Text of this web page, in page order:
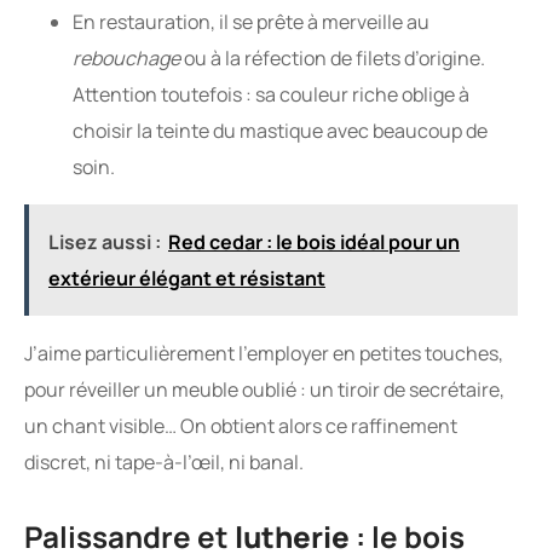
En restauration, il se prête à merveille au
rebouchageou à la réfection de filets d’origine.
Attention toutefois : sa couleur riche oblige à
choisir la teinte du mastique avec beaucoup de
soin.
Lisez aussi : Red cedar : le bois idéal pour un
extérieur élégant et résistant
J’aime particulièrement l’employer en petites touches,
pour réveiller un meuble oublié : un tiroir de secrétaire,
un chant visible… On obtient alors ce raffinement
discret, ni tape-à-l’œil, ni banal.
Palissandre et lutherie : le bois